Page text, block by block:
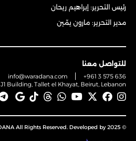
رئيس التحرير: إبراهيم ريحان
مدير التحرير: مارون يمّين
للتواصل معنا
info@waradana.com
+961 3 575 636
J1 Building, Tallet el Khayat, Beirut, Lebanon
© 2025 WARADANA All Rights Reserved. Developed by